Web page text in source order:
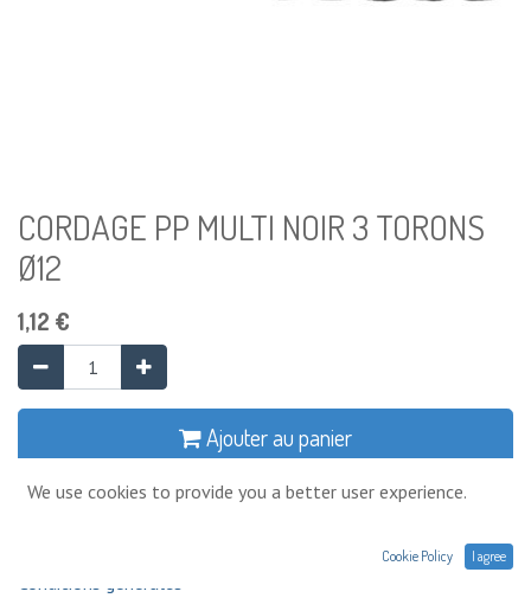
CORDAGE PP MULTI NOIR 3 TORONS
Ø12
1,12 €
Ajouter au panier
Ajouter à la liste de souhaits
Conditions générales
We use cookies to provide you a better user experience.
Cookie Policy I agree